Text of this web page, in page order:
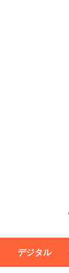
デジタル